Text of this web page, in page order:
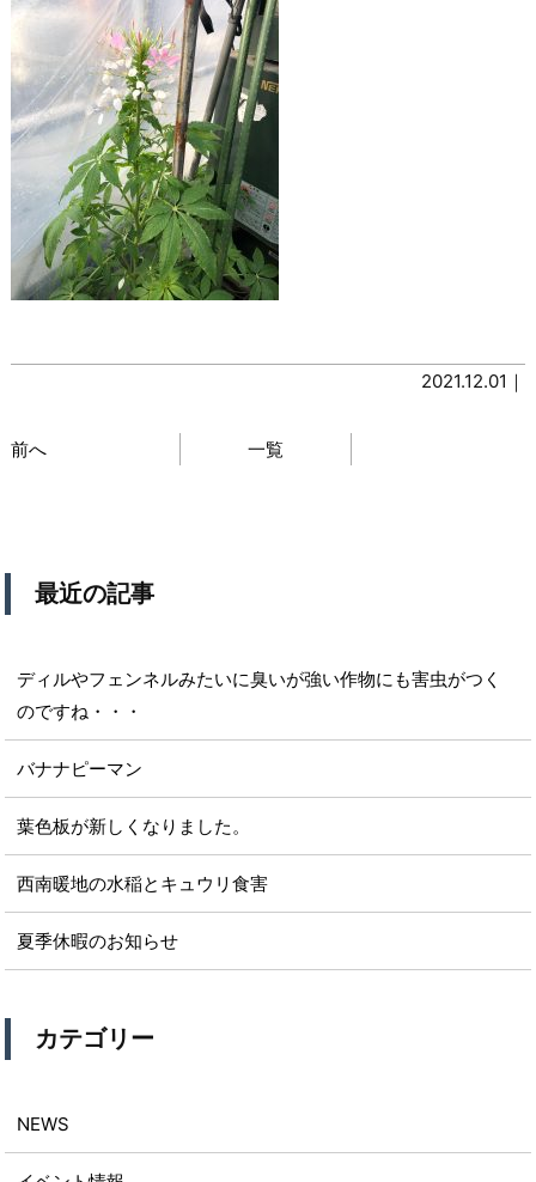
2021.12.01｜
前へ 一覧
最近の記事
ディルやフェンネルみたいに臭いが強い作物にも害虫がつく
のですね・・・
バナナピーマン
葉色板が新しくなりました。
西南暖地の水稲とキュウリ食害
夏季休暇のお知らせ
カテゴリー
NEWS